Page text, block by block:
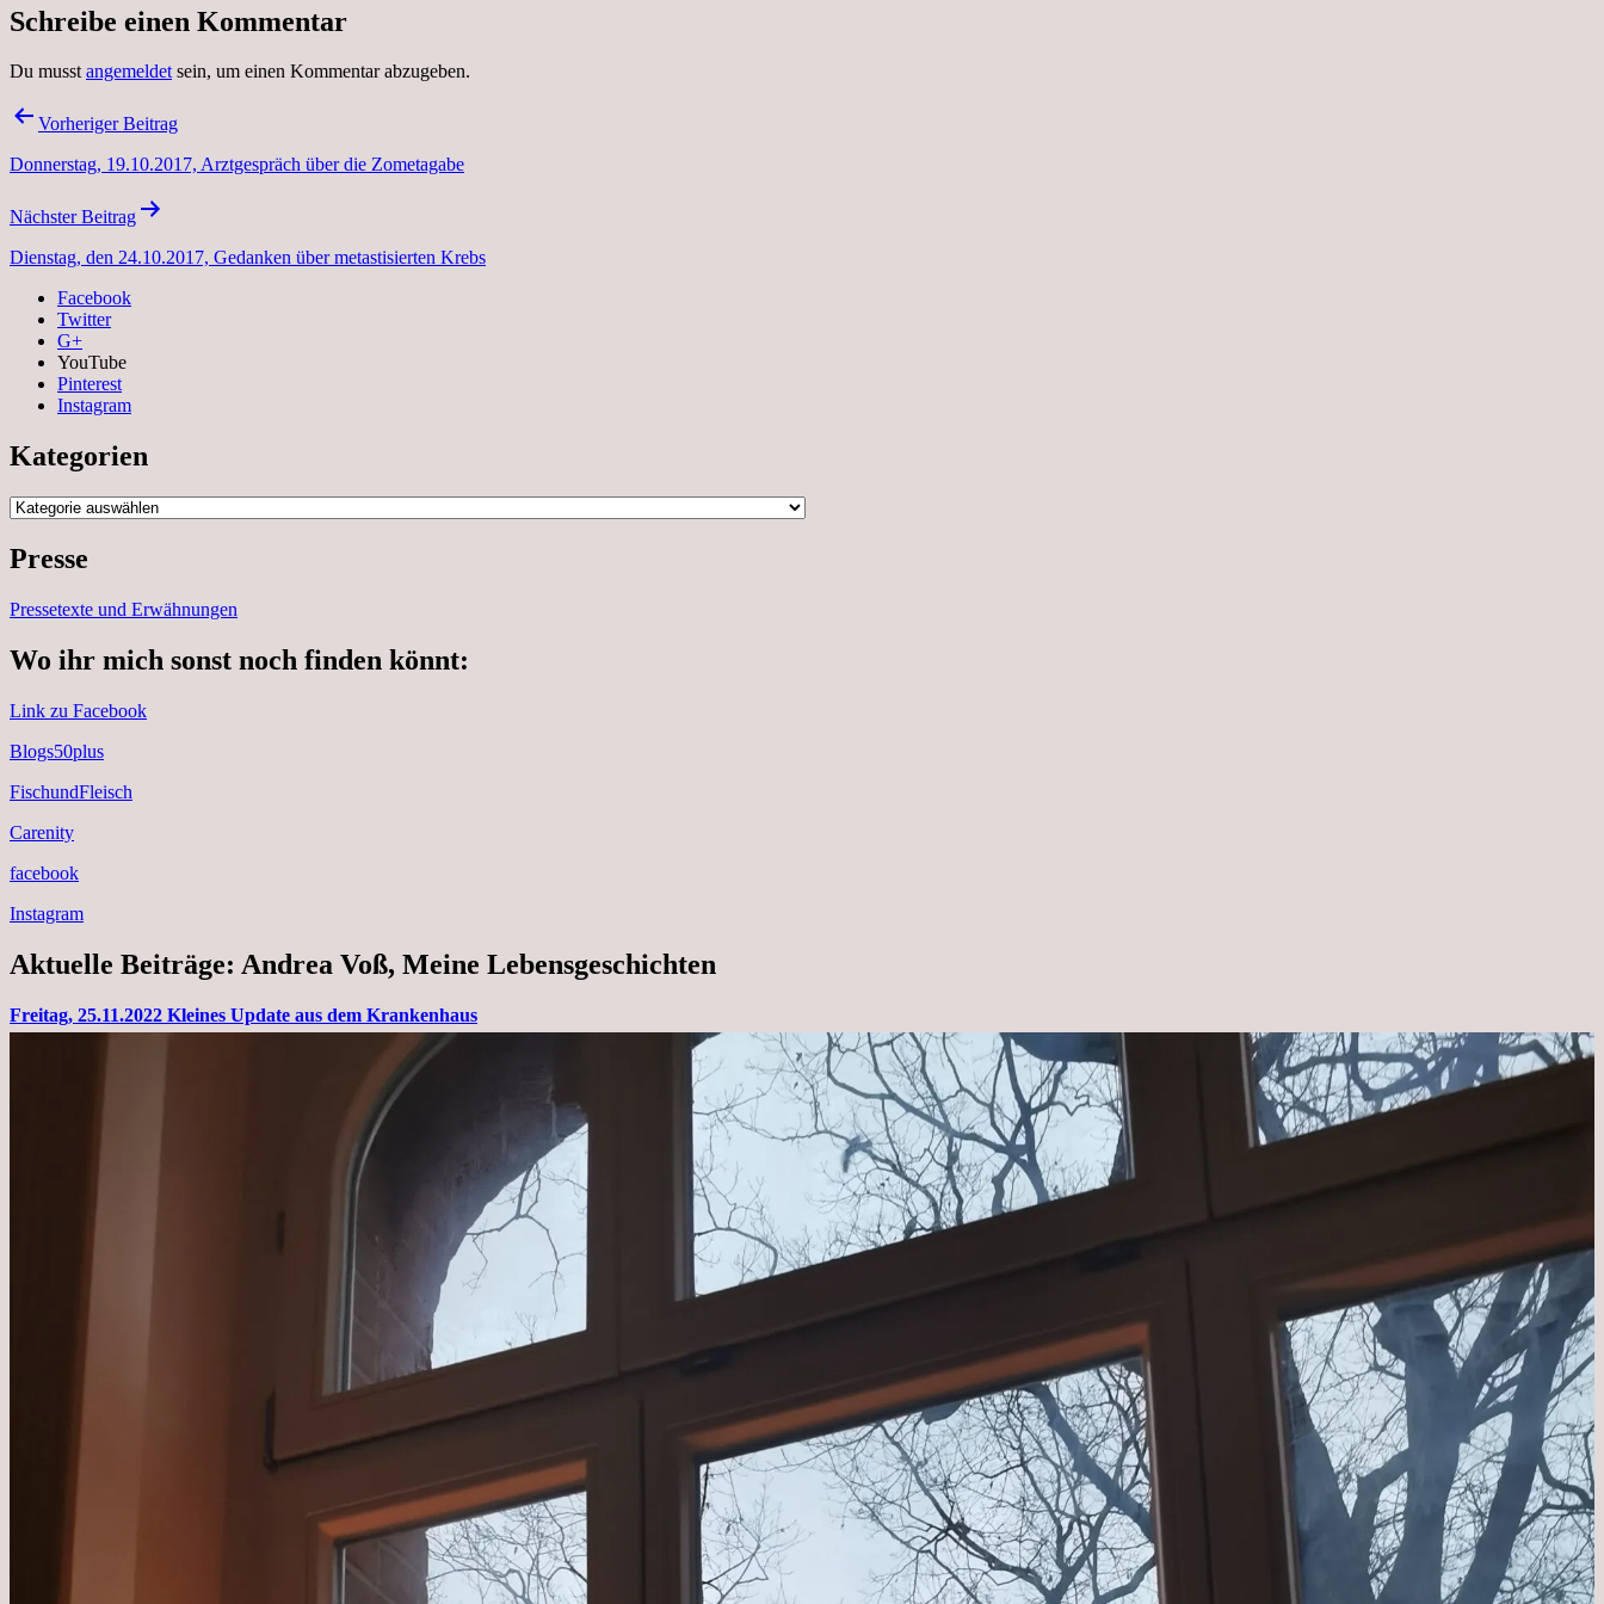
Schreibe einen Kommentar
Du musstangemeldetsein, um einen Kommentar abzugeben.
Beitragsnavigation
Vorheriger Beitrag
Donnerstag, 19.10.2017, Arztgespräch über die Zometagabe
Nächster Beitrag
Dienstag, den 24.10.2017, Gedanken über metastisierten Krebs
Facebook
Twitter
G+
YouTube
Pinterest
Instagram
Kategorien
Kategorien
Presse
Pressetexte und Erwähnungen
Wo ihr mich sonst noch finden könnt:
Link zu Facebook
Blogs50plus
FischundFleisch
Carenity
facebook
Instagram
Aktuelle Beiträge: Andrea Voß, Meine Lebensgeschichten
Freitag, 25.11.2022 Kleines Update aus dem Krankenhaus